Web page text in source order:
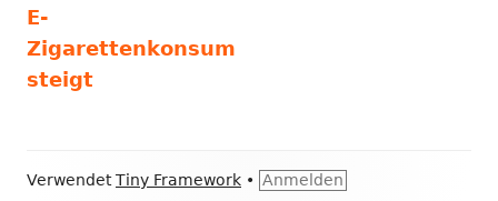
E-
Zigarettenkonsum
steigt
Footer
VerwendetTiny Framework • Anmelden